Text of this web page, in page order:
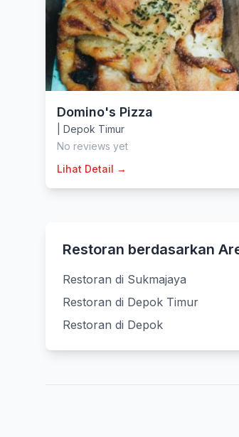
Domino's Pizza
Depok Timur
No reviews yet
Lihat Detail →
Restoran berdasarkan
Restoran di Sukmajaya
Restoran di Depok Timur
Restoran di Depok